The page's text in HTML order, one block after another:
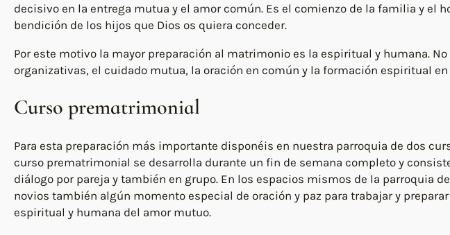
decisivo en la entrega mutua y el amor común. Es el comienzo de la familia y el
bendición de los hijos que Dios os quiera conceder.
Por este motivo la mayor preparación al matrimonio es la espiritual y humana.
organizativas, el cuidado mutua, la oración en común y la formación espiritual
Curso prematrimonial
Para esta preparación más importante disponéis en nuestra parroquia de dos
curso prematrimonial se desarrolla durante un fin de semana completo y
diálogo por pareja y también en grupo. En los espacios mismos de la parroquia
novios también algún momento especial de oración y paz para trabajar y
espiritual y humana del amor mutuo.